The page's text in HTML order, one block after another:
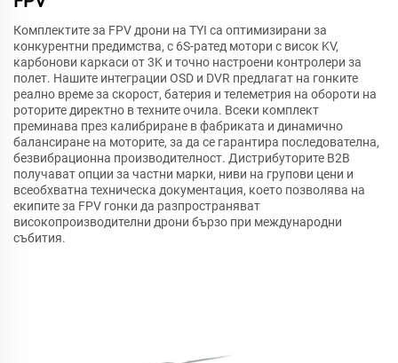
Комплектите за FPV дрони на TYI са оптимизирани за
конкурентни предимства, с 6S-ратед мотори с висок KV,
карбонови каркаси от 3K и точно настроени контролери за
полет. Нашите интеграции OSD и DVR предлагат на гонките
реално време за скорост, батерия и телеметрия на обороти на
роторите директно в техните очила. Всеки комплект
преминава през калибриране в фабриката и динамично
балансиране на моторите, за да се гарантира последователна,
безвибрационна производителност. Дистрибуторите B2B
получават опции за частни марки, ниви на групови цени и
всеобхватна техническа документация, което позволява на
екипите за FPV гонки да разпространяват
високопроизводителни дрони бързо при международни
събития.